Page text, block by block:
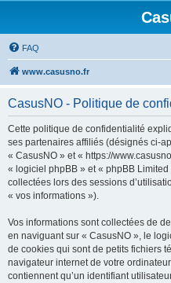
FAQ
www.casusno.fr
CasusNO - Politique de
Cette politique de confidentialité
ses partenaires affiliés (désignés ci-
« CasusNO » et « https://
« logiciel phpBB » et « phpBB
collectées lors des sessions
« vos informations »).
Vos informations sont collectées de
en naviguant sur « CasusNO », le
de cookies qui sont de petits fichiers
navigateur internet de votre
contiennent qu’un identifiant